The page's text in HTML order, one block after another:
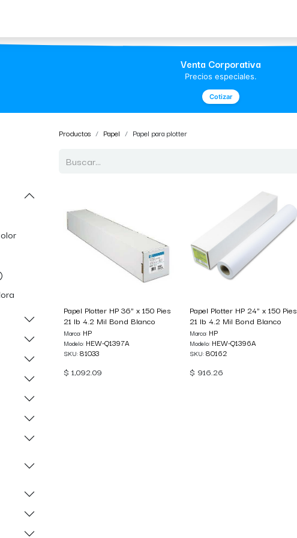
Venta Corporativa
Precios especiales.
Cotizar
Productos Papel Papel para plotter
Papel Plotter HP 36" x 150 Pies
21 lb 4.2 Mil Bond Blanco
Marca: HP
Modelo: HEW-Q1397A
SKU:81033
$ 1,092.09
Papel Plotter HP 24" x 150 Pies
21 lb 4.2 Mil Bond Blanco
Marca: HP
Modelo: HEW-Q1396A
SKU:80162
$ 916.26